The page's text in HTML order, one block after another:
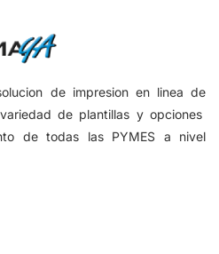
de impresion en linea de
de plantillas y opciones
de todas las PYMES a nivel